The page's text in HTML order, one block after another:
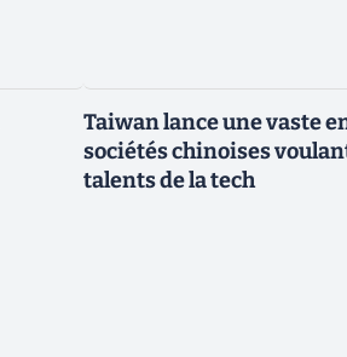
Taiwan lance une vaste
sociétés chinoises
talents de la tech